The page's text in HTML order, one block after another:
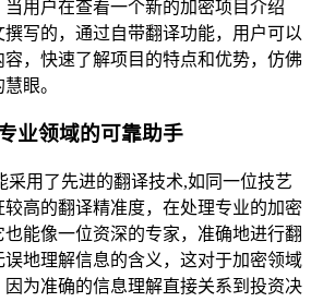
用户在查看一个新的加密项目介绍
写的，通过自带翻译功能，用户可以
，快速了解项目的特点和优势，仿佛
眼。
业领域的可靠助手
采用了先进的翻译技术,如同一位技艺
高的翻译精准度，在处理专业的加密
能像一位资深的专家，准确地进行翻
地理解信息的含义，这对于加密领域
为准确的信息理解直接关系到投资决